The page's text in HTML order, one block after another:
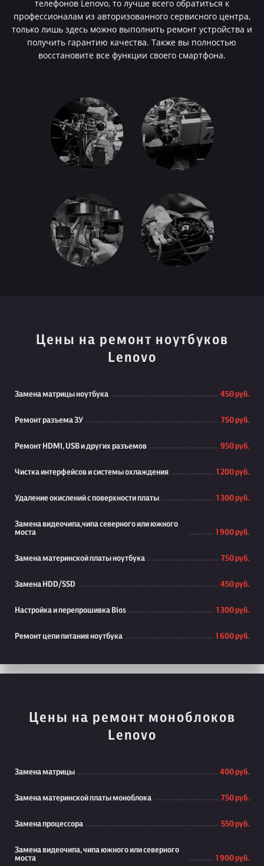
телефонов Lenovo, то лучше всего обратиться к
профессионалам из авторизованного сервисного центра,
только лишь здесь можно выполнить ремонт устройства и
получить гарантию качества. Также вы полностью
восстановите все функции своего смартфона.
Цены на ремонт ноутбуков
Lenovo
Замена матрицы ноутбука 450 руб.
Ремонт разъема ЗУ 750 руб.
Ремонт HDMI, USB и других разъемов 950 руб.
Чистка интерфейсов и системы охлаждения 1 200 руб.
Удаление окислений с поверхности платы 1 300 руб.
Замена видеочипа,чипа северного или южного
моста
1 900 руб.
Замена материнской платы ноутбука 750 руб.
Замена HDD/SSD 450 руб.
Настройка и перепрошивка Bios 1 300 руб.
Ремонт цепи питания ноутбука 1 600 руб.
Цены на ремонт моноблоков
Lenovo
Замена матрицы 400 руб.
Замена материнской платы моноблока 750 руб.
Замена процессора 550 руб.
Замена видеочипа, чипа южного или северного
моста
1 900 руб.